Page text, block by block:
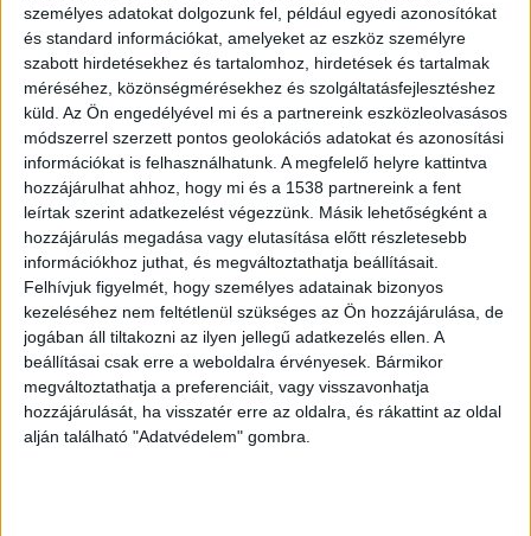
személyes adatokat dolgozunk fel, például egyedi azonosítókat
és standard információkat, amelyeket az eszköz személyre
szabott hirdetésekhez és tartalomhoz, hirdetések és tartalmak
méréséhez, közönségmérésekhez és szolgáltatásfejlesztéshez
küld. Az Ön engedélyével mi és a partnereink eszközleolvasásos
módszerrel szerzett pontos geolokációs adatokat és azonosítási
információkat is felhasználhatunk. A megfelelő helyre kattintva
hozzájárulhat ahhoz, hogy mi és a 1538 partnereink a fent
leírtak szerint adatkezelést végezzünk. Másik lehetőségként a
hozzájárulás megadása vagy elutasítása előtt részletesebb
információkhoz juthat, és megváltoztathatja beállításait.
Felhívjuk figyelmét, hogy személyes adatainak bizonyos
kezeléséhez nem feltétlenül szükséges az Ön hozzájárulása, de
jogában áll tiltakozni az ilyen jellegű adatkezelés ellen. A
beállításai csak erre a weboldalra érvényesek. Bármikor
megváltoztathatja a preferenciáit, vagy visszavonhatja
hozzájárulását, ha visszatér erre az oldalra, és rákattint az oldal
alján található "Adatvédelem" gombra.
Körözik az elkövetőt
Fajta Norbert ellen elfogatóparancsot adtak ki a
Pest vármegyei rendőrök. A Pest Vármegyei
Rendőr-főkapitányság 13000/290/2026. bü.
számon folytat büntetőeljárást emberölés
bűntette miatta.A Kékvillogó legfrissebb híreit
ide kattintva éred el! A Facebookon már 341
ezernél is többen követnek minket.